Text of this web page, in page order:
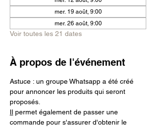
mer. 19 août, 9:00
mer. 26 août, 9:00
Voir toutes les 21 dates
À propos de l'événement
Astuce : un groupe Whatsapp a été créé
pour annoncer les produits qui seront
proposés.
Il permet également de passer une
commande pour s'assurer d'obtenir le